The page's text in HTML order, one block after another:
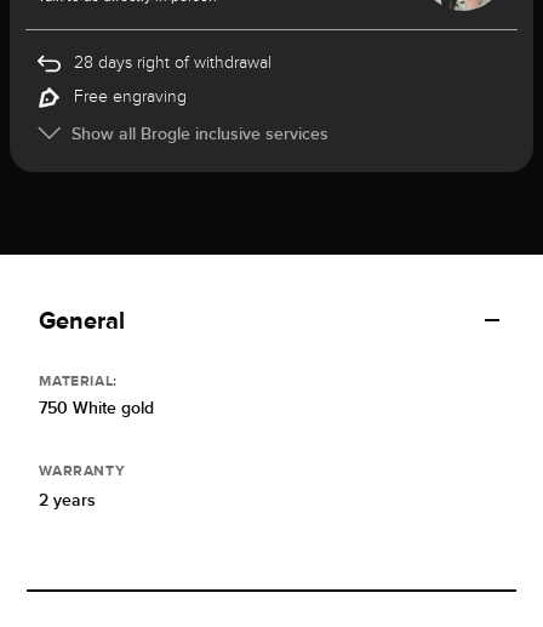
28 days right of withdrawal
Free engraving
Show all Brogle inclusive services
General
MATERIAL:
750 White gold
WARRANTY
2 years